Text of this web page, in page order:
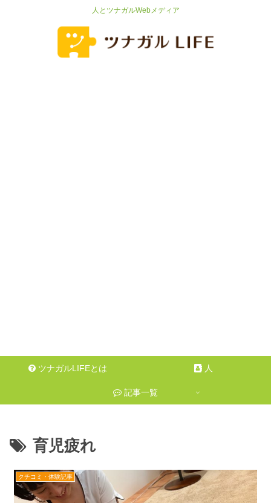
人とツナガルWebメディア
ツナガルLIFEとは 人
記事一覧
育児疲れ
クチコミ・体験記事